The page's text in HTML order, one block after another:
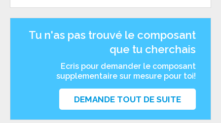
Tu n'as pas trouvé le composant
que tu cherchais
Ecris pour demander le composant
supplementaire sur mesure pour toi!
DEMANDE TOUT DE SUITE